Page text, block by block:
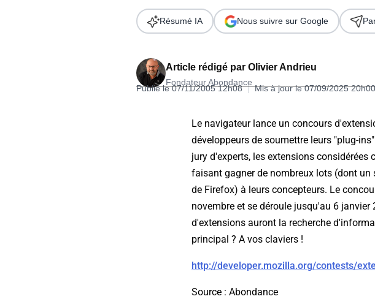
Télécharger l'Ebook
Formation SEO & GEO - Edition 2026
Article rédigé par Olivier Andrieu
Fondateur Abondance
Publié le 07/11/2005 12h08 | Mis à jour le 07/09/2025 20h00
Résumé IA Nous suivre sur Google
Le navigateur lance un concours
développeurs de soumettre leurs "plug-
jury d'experts, les extensions considérées
faisant gagner de nombreux lots (dont un
de Firefox) à leurs concepteurs. Le
novembre et se déroule jusqu'au 6 janvier
d'extensions auront la recherche
principal ? A vos claviers !
http://developer.mozilla.org/contests/
Source : Abondance